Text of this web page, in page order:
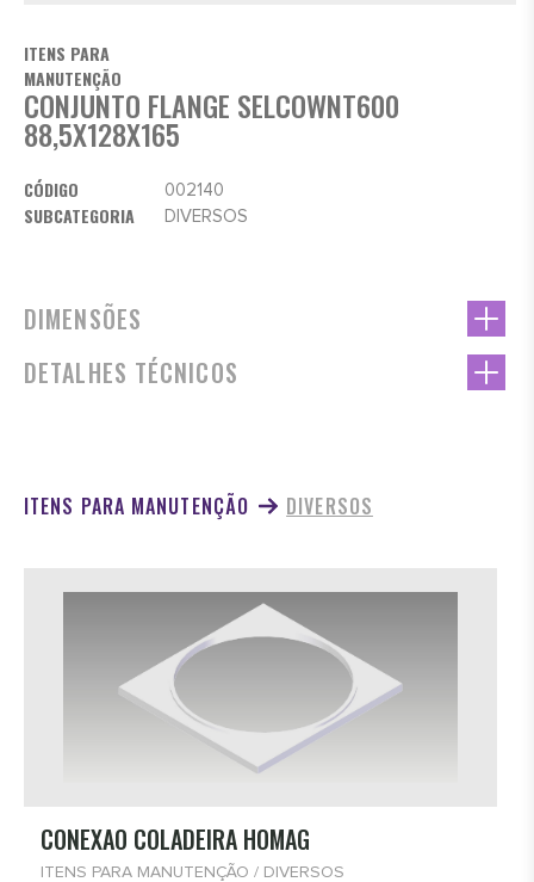
ITENS PARA
MANUTENÇÃO
CONJUNTO FLANGE SELCOWNT600
88,5X128X165
CÓDIGO 002140
SUBCATEGORIA DIVERSOS
DIMENSÕES
DETALHES TÉCNICOS
ITENS PARA MANUTENÇÃO DIVERSOS
CONEXAO COLADEIRA HOMAG
ITENS PARA MANUTENÇÃO / DIVERSOS